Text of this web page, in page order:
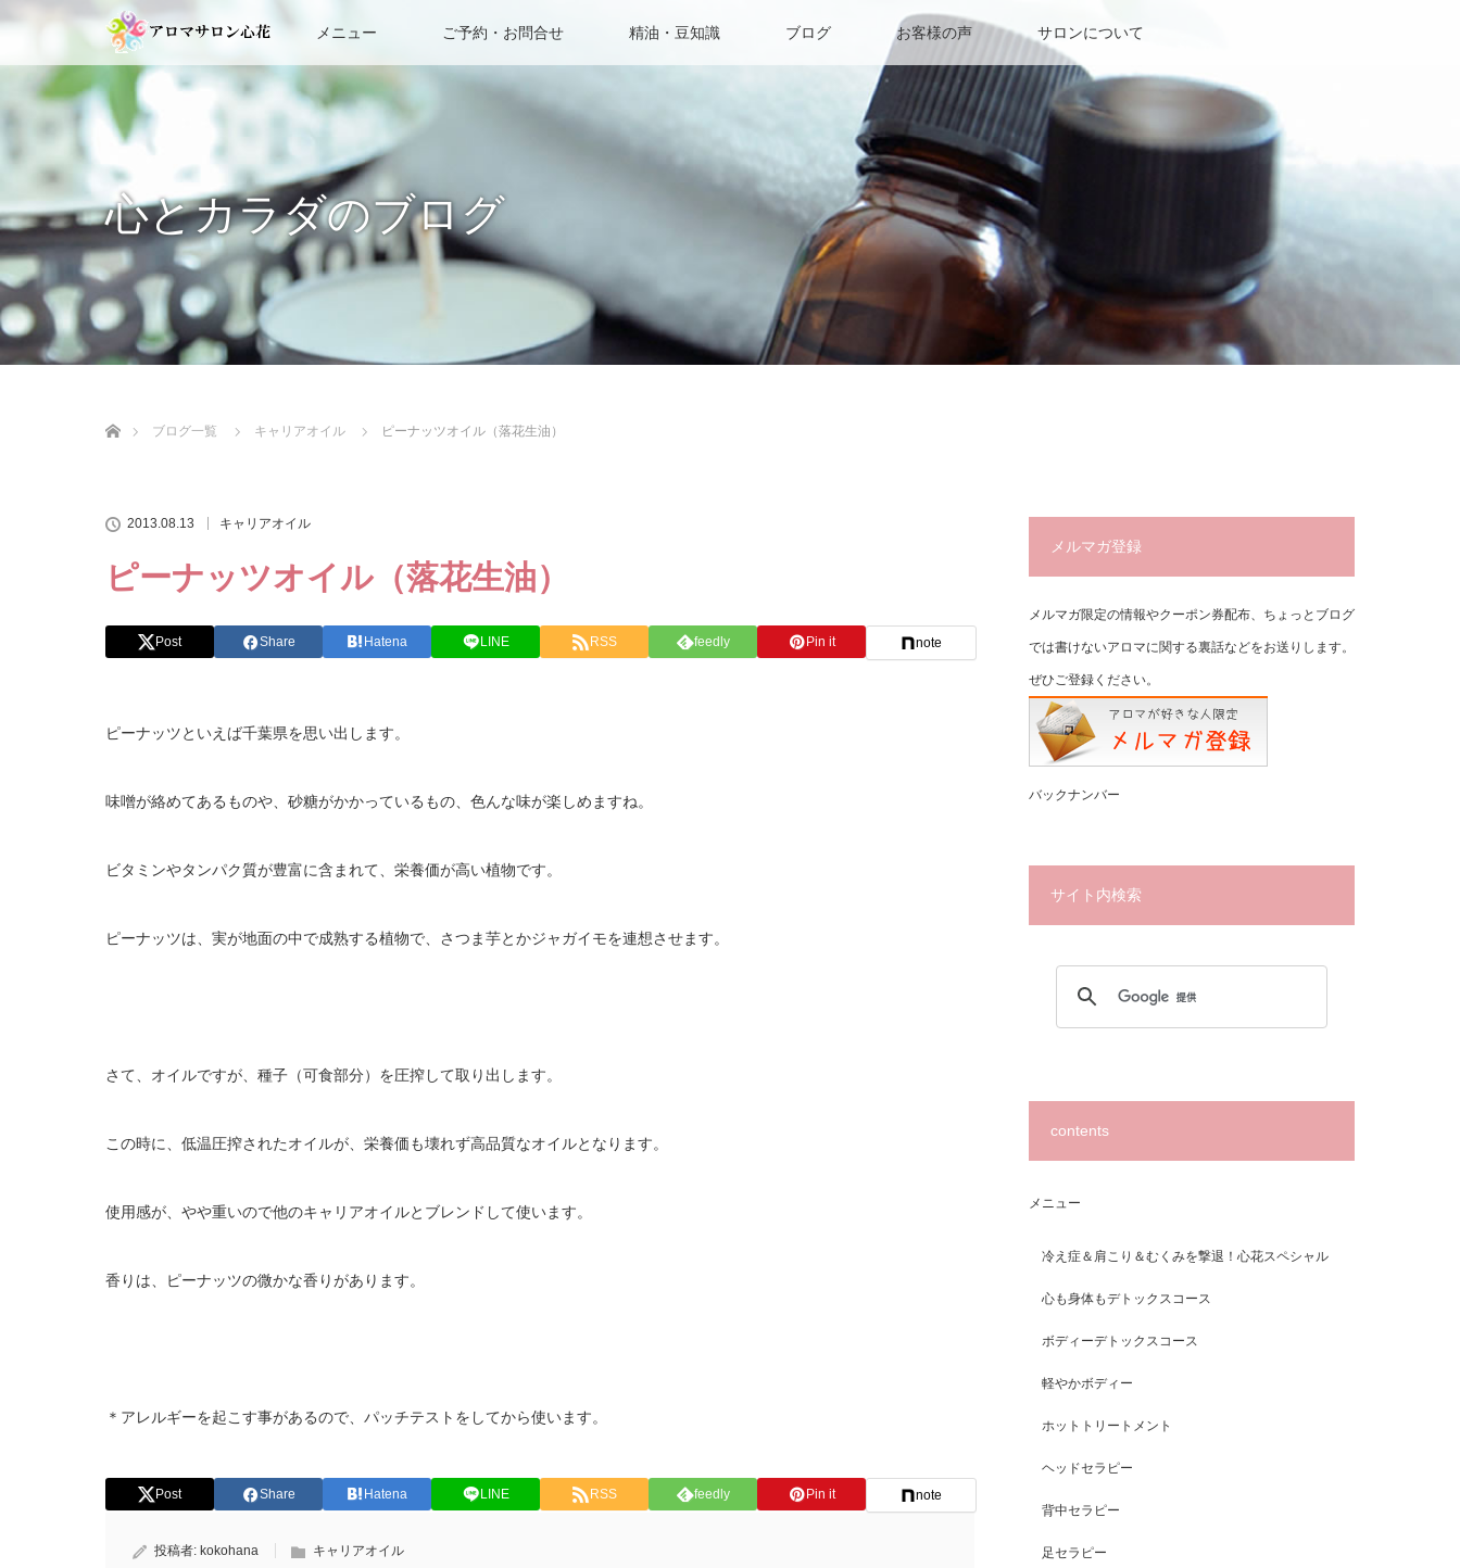
メニュー ご予約・お問合せ 精油・豆知識 ブログ お客様の声 サロンについて
心とカラダのブログ
ブログ一覧
キャリアオイル ピーナッツオイル（落花生油）
2013.08.13 キャリアオイル
ピーナッツオイル（落花生油）
Post Share Hatena LINE RSS feedly Pin it note
ピーナッツといえば千葉県を思い出します。
味噌が絡めてあるものや、砂糖がかかっているもの、色んな味が楽しめますね。
ビタミンやタンパク質が豊富に含まれて、栄養価が高い植物です。
ピーナッツは、実が地面の中で成熟する植物で、さつま芋とかジャガイモを連想させます。
さて、オイルですが、種子（可食部分）を圧搾して取り出します。
この時に、低温圧搾されたオイルが、栄養価も壊れず高品質なオイルとなります。
使用感が、やや重いので他のキャリアオイルとブレンドして使います。
香りは、ピーナッツの微かな香りがあります。
＊アレルギーを起こす事があるので、パッチテストをしてから使います。
Post Share Hatena LINE RSS feedly Pin it note
投稿者: kokohana キャリアオイル
メルマガ登録
メルマガ限定の情報やクーポン券配布、ちょっとブログ
では書けないアロマに関する裏話などをお送りします。
ぜひご登録ください。
バックナンバー
サイト内検索
contents
メニュー
冷え症＆肩こり＆むくみを撃退！心花スペシャル
心も身体もデトックスコース
ボディーデトックスコース
軽やかボディー
ホットトリートメント
ヘッドセラピー
背中セラピー
足セラピー